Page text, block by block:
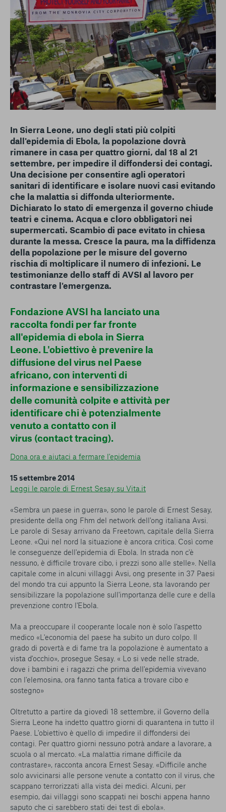
conto del fatto che il blocco di alcuni cookie può
condizionare l’esperienza sulla Piattaforma e il suo
funzionamento. Premendo “Conferma le mie scelte”, la
selezione relativa ai cookie effettuata verrà salvata. Se non è
stata selezionata alcuna opzione, premere questo pulsante
equivarrà a rifiutare tutti i cookie. Per ulteriori informazioni, è
possibile consultare la nostraUlteriori informazioni
Cookie strettamente necessari
Cookies di marketing
In Sierra Leone, uno degli stati più colpiti
dall'epidemia di Ebola, la popolazione dovrà
rimanere in casa per quattro giorni, dal 18 al 21
settembre, per impedire il diffondersi dei contagi.
Una decisione per consentire agli operatori
sanitari di identificare e isolare nuovi casi evitando
che la malattia si diffonda ulteriormente.
Dichiarato lo stato di emergenza il governo chiude
teatri e cinema. Acqua e cloro obbligatori nei
supermercati. Scambio di pace evitato in chiesa
durante la messa. Cresce la paura, ma la diffidenza
della popolazione per le misure del governo
rischia di moltiplicare il numero di infezioni. Le
testimonianze dello staff di AVSI al lavoro per
contrastare l'emergenza.
Fondazione AVSI ha lanciato una
raccolta fondi per far fronte
all'epidemia di ebola in Sierra
Leone. L'obiettivo è prevenire la
diffusione del virus nel Paese
africano, con interventi di
informazione e sensibilizzazione
delle comunità colpite e attività per
identificare chi è potenzialmente
venuto a contatto con il
virus (contact tracing).
Dona ora e aiutaci a fermare l'epidemia
15 settembre 2014
Leggi le parole di Ernest Sesay su Vita.it
«Sembra un paese in guerra», sono le parole di Ernest Sesay,
presidente della ong Fhm del network dell'ong italiana Avsi.
Le parole di Sesay arrivano da Freetown, capitale della Sierra
Leone. «Qui nel nord la situazione è ancora critica. Così come
le conseguenze dell'epidemia di Ebola. In strada non c'è
nessuno, è difficile trovare cibo, i prezzi sono alle stelle». Nella
capitale come in alcuni villaggi Avsi, ong presente in 37 Paesi
del mondo tra cui appunto la Sierra Leone, sta lavorando per
sensibilizzare la popolazione sull'importanza delle cure e della
prevenzione contro l'Ebola.
Ma a preoccupare il cooperante locale non è solo l'aspetto
medico «L'economia del paese ha subito un duro colpo. Il
grado di povertà e di fame tra la popolazione è aumentato a
vista d'occhio», prosegue Sesay. « Lo si vede nelle strade,
dove i bambini e i ragazzi che prima dell'epidemia vivevano
con l'elemosina, ora fanno tanta fatica a trovare cibo e
sostegno»
Oltretutto a partire da giovedì 18 settembre, il Governo della
Sierra Leone ha indetto quattro giorni di quarantena in tutto il
Paese. L'obiettivo è quello di impedire il diffondersi dei
contagi. Per quattro giorni nessuno potrà andare a lavorare, a
scuola o al mercato. «La malattia rimane difficile da
contrastare», racconta ancora Ernest Sesay. «Difficile anche
solo avvicinarsi alle persone venute a contatto con il virus, che
scappano terrorizzati alla vista dei medici. Alcuni, per
esempio, dai villaggi sono scappati nei boschi appena hanno
saputo che ci sarebbero stati dei test di ebola».